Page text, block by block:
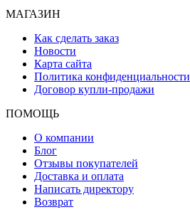
МАГАЗИН
Как сделать заказ
Новости
Карта сайта
Политика конфиденциальности
Договор купли-продажи
ПОМОЩЬ
О компании
Блог
Отзывы покупателей
Доставка и оплата
Написать директору
Возврат